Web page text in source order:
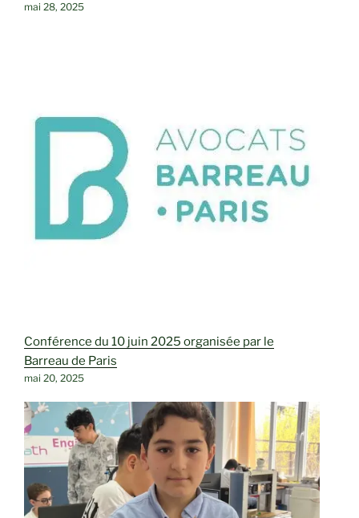
mai 28, 2025
Conférence du 10 juin 2025 organisée par le
Barreau de Paris
mai 20, 2025